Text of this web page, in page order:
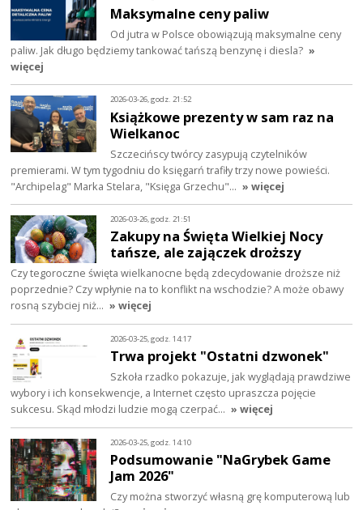
Maksymalne ceny paliw
Od jutra w Polsce obowiązują maksymalne ceny
paliw. Jak długo będziemy tankować tańszą benzynę i diesla? »
więcej
2026-03-26, godz. 21:52
Książkowe prezenty w sam raz na
Wielkanoc
Szczecińscy twórcy zasypują czytelników
premierami. W tym tygodniu do księgarń trafiły trzy nowe powieści.
"Archipelag" Marka Stelara, "Księga Grzechu"… » więcej
2026-03-26, godz. 21:51
Zakupy na Święta Wielkiej Nocy
tańsze, ale zajączek droższy
Czy tegoroczne święta wielkanocne będą zdecydowanie droższe niż
poprzednie? Czy wpłynie na to konflikt na wschodzie? A może obawy
rosną szybciej niż… » więcej
2026-03-25, godz. 14:17
Trwa projekt "Ostatni dzwonek"
Szkoła rzadko pokazuje, jak wyglądają prawdziwe
wybory i ich konsekwencje, a Internet często upraszcza pojęcie
sukcesu. Skąd młodzi ludzie mogą czerpać… » więcej
2026-03-25, godz. 14:10
Podsumowanie "NaGrybek Game
Jam 2026"
Czy można stworzyć własną grę komputerową lub